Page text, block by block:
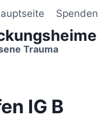
Spenden
Trauma
IG B